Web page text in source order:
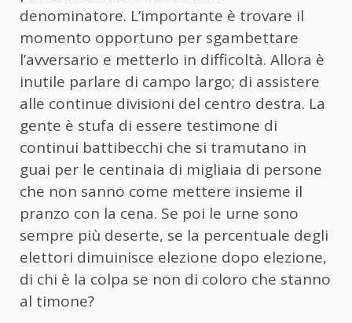
denominatore. L’importante è trovare il
momento opportuno per sgambettare
l’avversario e metterlo in difficoltà. Allora è
inutile parlare di campo largo; di assistere
alle continue divisioni del centro destra. La
gente è stufa di essere testimone di
continui battibecchi che si tramutano in
guai per le centinaia di migliaia di persone
che non sanno come mettere insieme il
pranzo con la cena. Se poi le urne sono
sempre più deserte, se la percentuale degli
elettori dimuinisce elezione dopo elezione,
di chi è la colpa se non di coloro che stanno
al timone?